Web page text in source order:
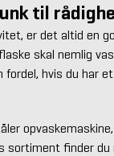
til
er det altid en
skal nemlig
fordel, hvis du har
sortiment finder du